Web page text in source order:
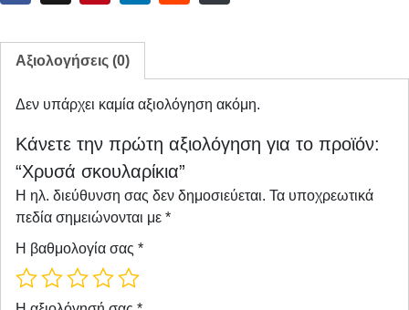
Αξιολογήσεις (0)
Δεν υπάρχει καμία αξιολόγηση ακόμη.
Κάνετε την πρώτη αξιολόγηση για το προϊόν:
“Χρυσά σκουλαρίκια”
Η ηλ. διεύθυνση σας δεν δημοσιεύεται. Τα υποχρεωτικά
πεδία σημειώνονται με *
Η βαθμολογία σας *